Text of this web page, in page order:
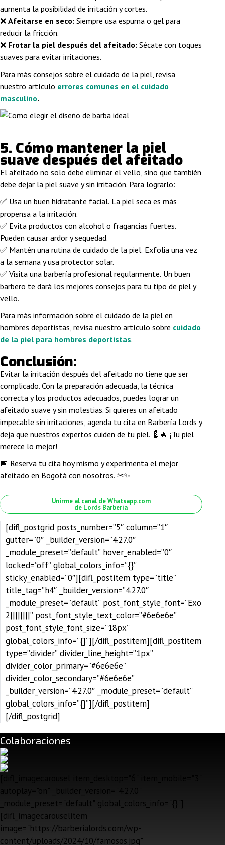
aumenta la posibilidad de irritación y cortes.
❌ Afeitarse en seco: Siempre usa espuma o gel para
reducir la fricción.
❌ Frotar la piel después del afeitado: Sécate con toques
suaves para evitar irritaciones.
Para más consejos sobre el cuidado de la piel, revisa
nuestro artículo errores comunes en el cuidado
masculino.
5. Cómo mantener la piel
suave después del afeitado
El afeitado no solo debe eliminar el vello, sino que también
debe dejar la piel suave y sin irritación. Para lograrlo:
✅ Usa un buen hidratante facial. La piel seca es más
propensa a la irritación.
✅ Evita productos con alcohol o fragancias fuertes.
Pueden causar ardor y sequedad.
✅ Mantén una rutina de cuidado de la piel. Exfolia una vez
a la semana y usa protector solar.
✅ Visita una barbería profesional regularmente. Un buen
barbero te dará los mejores consejos para tu tipo de piel y
vello.
Para más información sobre el cuidado de la piel en
hombres deportistas, revisa nuestro artículo sobre cuidado
de la piel para hombres deportistas.
Conclusión:
Evitar la irritación después del afeitado no tiene que ser
complicado. Con la preparación adecuada, la técnica
correcta y los productos adecuados, puedes lograr un
afeitado suave y sin molestias. Si quieres un afeitado
impecable sin irritaciones, agenda tu cita en Barbería Lords y
deja que nuestros expertos cuiden de tu piel. 💈🔥 ¡Tu piel
merece lo mejor!
📅 Reserva tu cita hoy mismo y experimenta el mejor
afeitado en Bogotá con nosotros. ✂✨
Unirme al canal de Whatsapp.com
de Lords Barbería
[difl_postgrid posts_number=”5″ column=”1″
gutter=”0″ _builder_version=”4.27.0″
_module_preset=”default” hover_enabled=”0″
locked=”off” global_colors_info=”{}”
sticky_enabled=”0″][difl_postitem type=”title”
title_tag=”h4″ _builder_version=”4.27.0″
_module_preset=”default” post_font_style_font=”Exo
2||||||||” post_font_style_text_color=”#6e6e6e”
post_font_style_font_size=”18px”
global_colors_info=”{}”][/difl_postitem][difl_postitem
type=”divider” divider_line_height=”1px”
divider_color_primary=”#6e6e6e”
divider_color_secondary=”#6e6e6e”
_builder_version=”4.27.0″ _module_preset=”default”
global_colors_info=”{}”][/difl_postitem]
[/difl_postgrid]
Colaboraciones
_module_preset="default" global_colors_info="{}"]
[difl_imagecarouselitem
image="https://barberialords.com/wp-
content/uploads/2024/10/famosos.jpg"